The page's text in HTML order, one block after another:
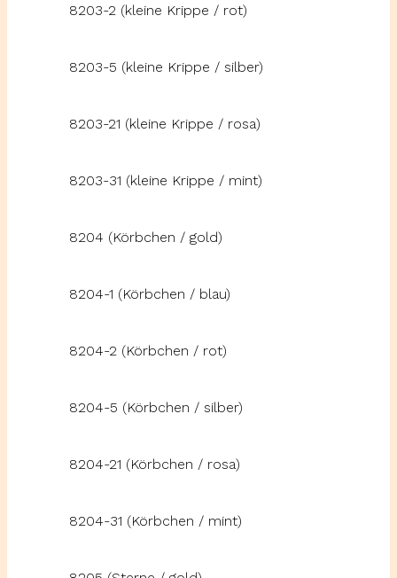
8203-2 (kleine Krippe / rot)
8203-5 (kleine Krippe / silber)
8203-21 (kleine Krippe / rosa)
8203-31 (kleine Krippe / mint)
8204 (Körbchen / gold)
8204-1 (Körbchen / blau)
8204-2 (Körbchen / rot)
8204-5 (Körbchen / silber)
8204-21 (Körbchen / rosa)
8204-31 (Körbchen / mint)